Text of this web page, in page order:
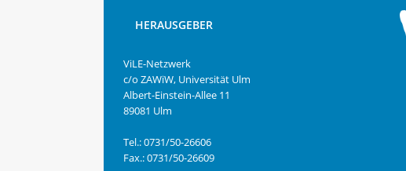
HERAUSGEBER
ViLE-Netzwerk
c/o ZAWiW, Universität Ulm
Albert-Einstein-Allee 11
89081 Ulm
Tel.: 0731/50-26606
Fax.: 0731/50-26609